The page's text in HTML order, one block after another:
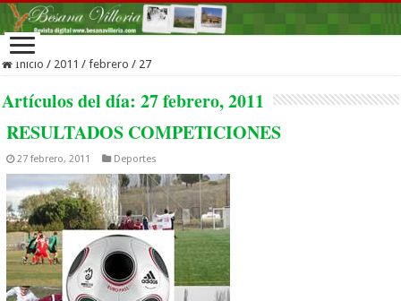
Inicio / 2011 / febrero / 27
Artículos del día:27 febrero, 2011
RESULTADOS COMPETICIONES
27 febrero, 2011 Deportes